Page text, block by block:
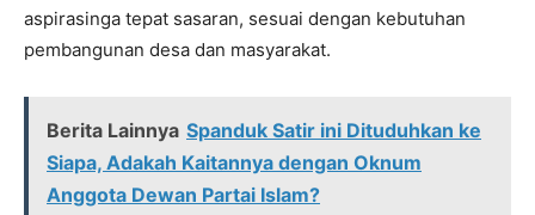
aspirasinga tepat sasaran, sesuai dengan kebutuhan
pembangunan desa dan masyarakat.
Berita Lainnya Spanduk Satir ini Dituduhkan ke
Siapa, Adakah Kaitannya dengan Oknum
Anggota Dewan Partai Islam?